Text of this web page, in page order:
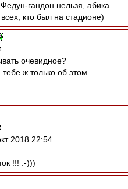
гандон нельзя, абика
кто был на стадионе)
очевидное?
ж только об этом
2018 22:54
!!! :-)))